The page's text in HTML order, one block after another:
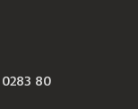
0283 80